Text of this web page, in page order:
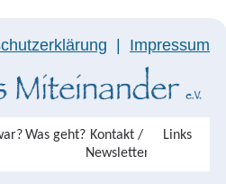
Impressum
Was geht? Kontakt /
Newsletter
Links